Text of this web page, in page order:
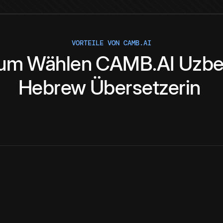
VORTEILE VON CAMB.AI
Wählen CAMB.AI
Hebrew Übersetzerin